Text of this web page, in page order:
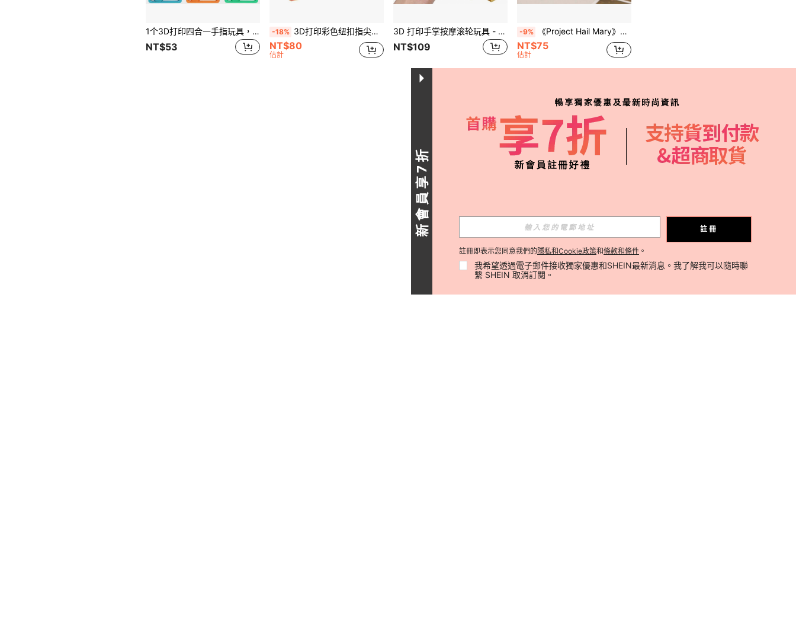
1个3D打印四合一手指玩具，无限推拉玩具，减压魔方玩具，多功能减压玩具
NT$53
-18% 3D打印彩色纽扣指尖玩具，提升专注力，青少年创意感官玩具
NT$80
估計
3D 打印手掌按摩滚轮玩具 - 适合成人和青少年缓解压力的手部坐立不安玩具，便携式双滚动装置，可缓解焦虑和集中注意力（多色）
NT$109
-9% 《Project Hail Mary》收藏品 外星人 Rocky 與 Grace 人偶 科幻小說太空裝飾 家用桌面擺飾 粉絲禮物 房間裝飾
NT$75
估計
新會員享7折 註冊
註冊即表示您同意我們的 隱私和Cookie政策和條款和條件 。
我希望透過電子郵件接收獨家優惠和SHEIN最新消息。我了解我可以隨時聯
繫 SHEIN 取消訂閱。